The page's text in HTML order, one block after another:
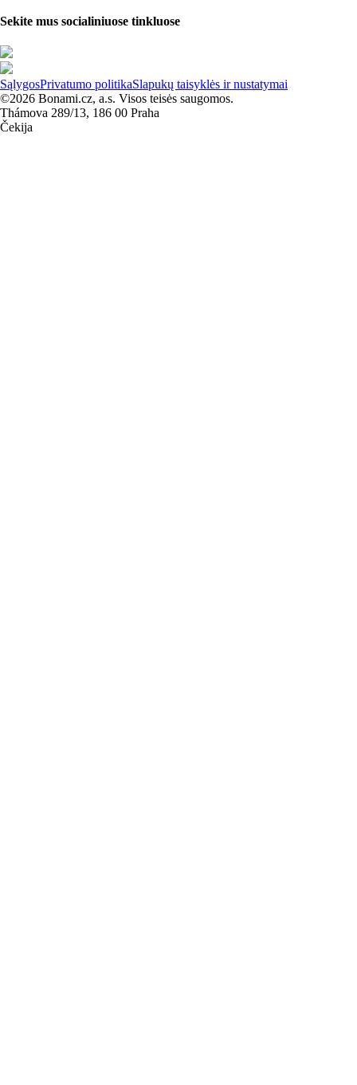
Sekite mus socialiniuose tinkluose
SąlygosPrivatumo politikaSlapukų taisyklės ir nustatymai
©2026 Bonami.cz, a.s. Visos teisės saugomos.
Thámova 289/13, 186 00 Praha
Čekija